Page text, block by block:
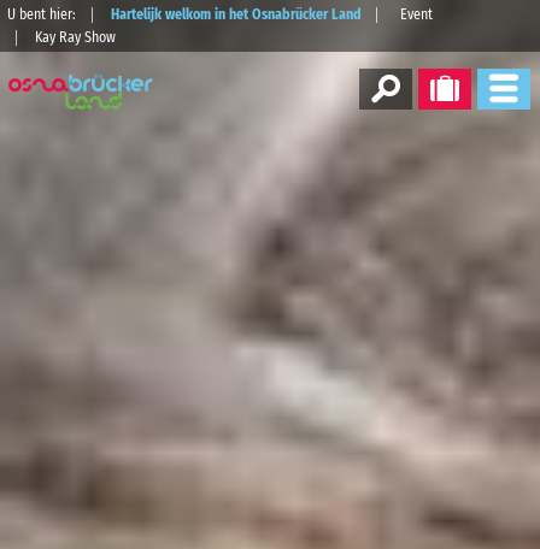
U bent hier: Hartelijk welkom in het Osnabrücker Land
Event
Kay Ray Show